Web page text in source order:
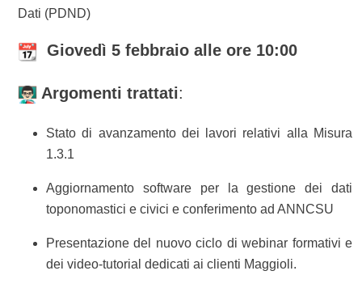
Dati (PDND)
Giovedì 5 febbraio alle ore 10:00
Argomenti trattati:
Stato di avanzamento dei lavori relativi alla Misura
1.3.1
Aggiornamento software per la gestione dei dati
toponomastici e civici e conferimento ad ANNCSU
Presentazione del nuovo ciclo di webinar formativi e
dei video-tutorial dedicati ai clienti Maggioli.